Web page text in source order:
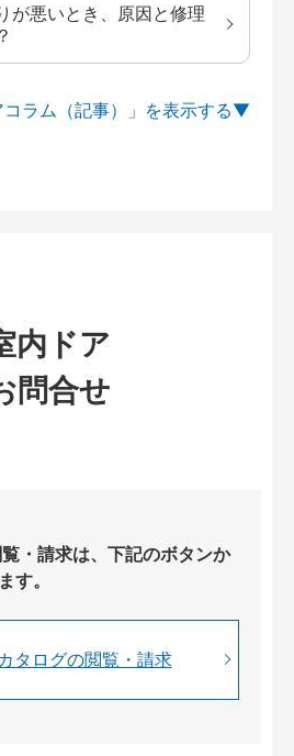
が悪いとき、原因と修理
ラム（記事）」を
内ドア
問合せ
・請求は、下記のボタンか
す。
タログの閲覧・請求